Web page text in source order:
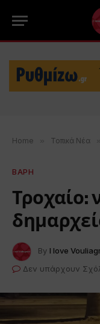
Home » Τοπικά Νέα
ΒΑΡΗ
Τροχαίο:
By I love
Δεν υπάρχουν